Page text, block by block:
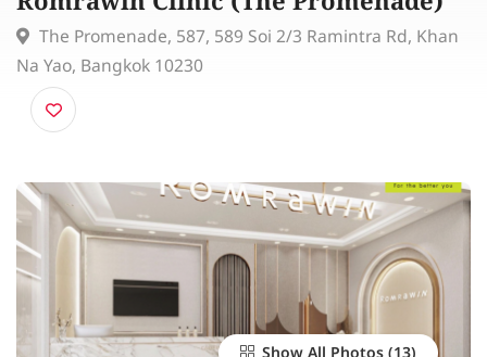
Romrawin Clinic (The Promenade)
The Promenade, 587, 589 Soi 2/3 Ramintra Rd,
Na Yao, Bangkok 10230